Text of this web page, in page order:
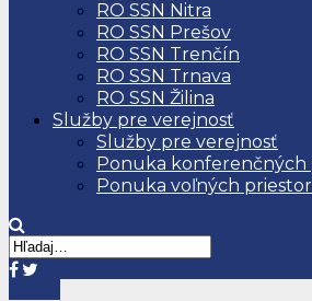
RO SSN Nitra
RO SSN Prešov
RO SSN Trenčín
RO SSN Trnava
RO SSN Žilina
Služby pre verejnosť
Služby pre verejnosť
Ponuka konferenčných
Ponuka voľných